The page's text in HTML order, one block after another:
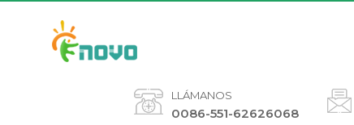
LLÁMANOS
0086-551-62626068